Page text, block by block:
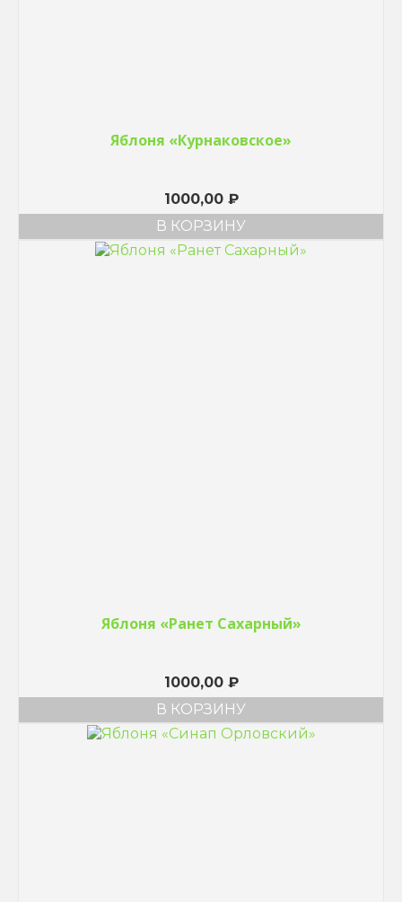
Яблоня «Курнаковское»
1000,00 ₽
В КОРЗИНУ
Яблоня «Ранет Сахарный»
1000,00 ₽
В КОРЗИНУ